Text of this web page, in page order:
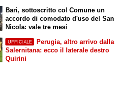
Bari, sottoscritto col Comune un
accordo di comodato d'uso del San
Nicola: vale tre mesi
UFFICIALE
Perugia, altro arrivo dalla
Salernitana: ecco il laterale destro
Quirini